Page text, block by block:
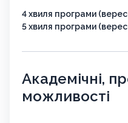
4 хвиля програми
5 хвиля програми
Академічні,
можливості